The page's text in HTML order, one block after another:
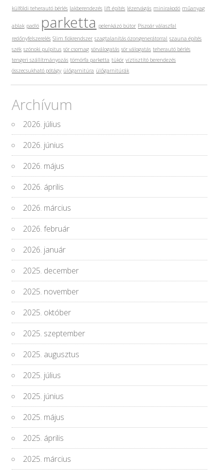
külföldi teherautó bérlés lakberendezés lift építés lézervágás minirakodó műanyag
ablak padló parketta pelenkázó bútor Piszoár válaszfal
redőnyfelszerelés Slim fiókrendszer szagtalanítás ózongenerátorral szauna építés
szék szónoki pulpitus sör csomag sörválogatás sör válogatás teherautó bérlés
tengeri szállítmányozás tömörfa parketta tükör víztisztító berendezés
összecsukható pótágy ülőgarnitúra ülőgarnitúrák
Archívum
2026. július
2026. június
2026. május
2026. április
2026. március
2026. február
2026. január
2025. december
2025. november
2025. október
2025. szeptember
2025. augusztus
2025. július
2025. június
2025. május
2025. április
2025. március